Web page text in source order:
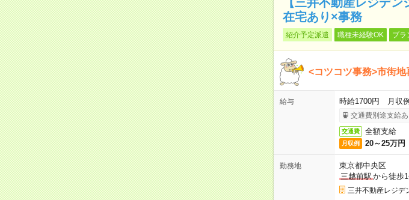
在宅あり×事務
紹介予定派遣 職種未経験OK ブラ
<コツコツ事務>市街
給与 時給1700円 月収
交通費別途支給あ
交通費 全額支給
月収例 20～25万円
勤務地
東京都中央区
三越前駅から徒歩
三井不動産レジデ